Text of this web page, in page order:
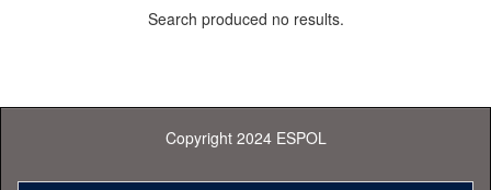
Search produced no results.
Copyright 2024 ESPOL